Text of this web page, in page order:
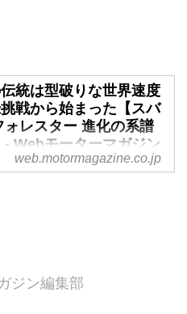
統は型破りな世界速度
戦から始まった【スバ
ォレスター 進化の系譜
Webモーターマガジン
4月、「スバル フォレスタ
の初代デビュー時はどん
web.motormagazine.co.jp
ジン編集部